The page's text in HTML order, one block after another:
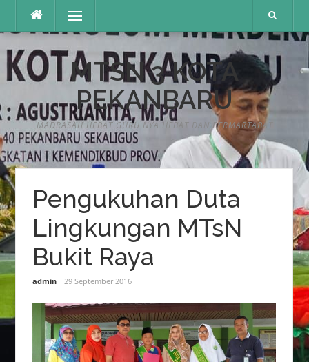
konten
Menu
MTSN 3 KOTA
PEKANBARU
MADRASAH HEBAT GURU NYA HEBAT DAN BERMARTABAT
Pengukuhan Duta
Lingkungan MTsN
Bukit Raya
admin 29 September 2016